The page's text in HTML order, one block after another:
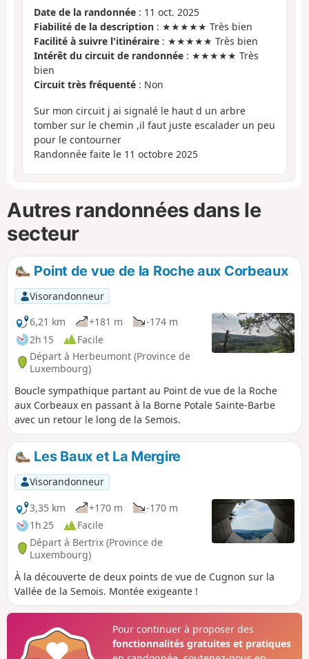
Date de la randonnée : 11 oct. 2025
Fiabilité de la description : ★★★★★ Très bien
Facilité à suivre l'itinéraire : ★★★★★ Très bien
Intérêt du circuit de randonnée : ★★★★★ Très
bien
Circuit très fréquenté : Non
Sur mon circuit j ai signalé le haut d un arbre
tomber sur le chemin ,il faut juste escalader un peu
pour le contourner
Randonnée faite le 11 octobre 2025
Autres randonnées dans le
secteur
Point de vue de la Roche aux Corbeaux
Visorandonneur
6,21 km
+181 m
-174 m
2h 15
Facile
Départ à Herbeumont (Province de
Luxembourg)
Boucle sympathique partant au Point de vue de la Roche
aux Corbeaux en passant à la Borne Potale Sainte-Barbe
avec un retour le long de la Semois.
Les Baux et La Mergire
Visorandonneur
3,35 km
+170 m
-170 m
1h 25
Facile
Départ à Bertrix (Province de
Luxembourg)
À la découverte de deux points de vue de Cugnon sur la
Vallée de la Semois. Montée exigeante !
Pour continuer à proposer des
fonctionnalités gratuites et pratiques